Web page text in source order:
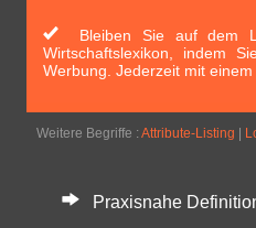
Bleiben Sie auf dem
Wirtschaftslexikon, indem
Werbung. Jederzeit mit einem
Weitere Begriffe : Attribute-Listing
Praxisnahe